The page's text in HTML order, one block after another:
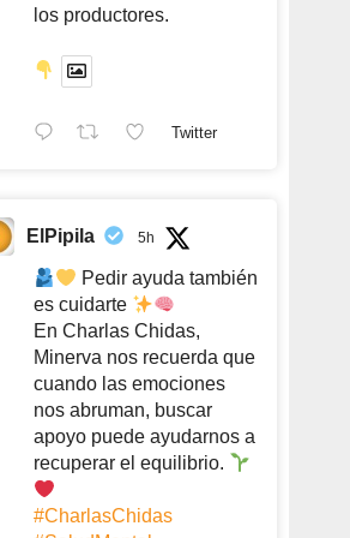
los productores.
Twitter
ElPipila 5h
Pedir ayuda también
es cuidarte
En Charlas Chidas,
Minerva nos recuerda que
cuando las emociones
nos abruman, buscar
apoyo puede ayudarnos a
recuperar el equilibrio.
#CharlasChidas